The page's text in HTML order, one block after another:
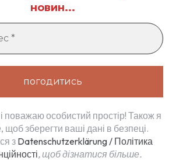
новин...
поважаю особистий простір! Також я
щоб зберегти ваші дані в безпеці.
зDatenschutzerklärung / Політика
, щоб дізнатися більше.